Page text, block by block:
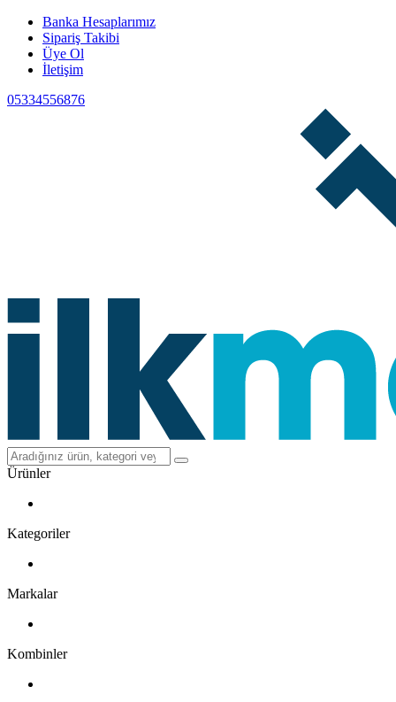
Banka Hesaplarımız
Sipariş Takibi
Üye Ol
İletişim
05334556876
Ürünler
Kategoriler
Markalar
Kombinler